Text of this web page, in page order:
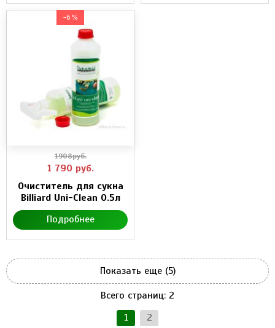
-6 %
1908руб.
1 790 руб.
Очиститель для сукна
Billiard Uni-Clean 0.5л
Подробнее
Показать еще (5)
Всего страниц: 2
1
2